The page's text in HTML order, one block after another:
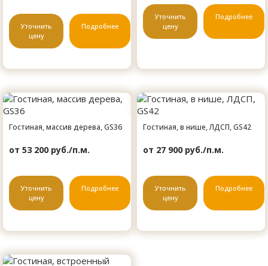
Уточнить
цену
Подробнее
Уточнить
цену
Подробнее
Гостиная, массив дерева, GS36
от 53 200 руб./п.м.
Уточнить
цену
Подробнее
Гостиная, в нише, ЛДСП, GS42
от 27 900 руб./п.м.
Уточнить
цену
Подробнее